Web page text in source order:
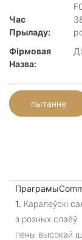
Час
Прыладу:
Фірмовая
Назва:
пытанне
1. Каралеўскі
з розных
пены высокай